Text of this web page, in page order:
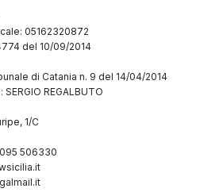
05162320872
del 10/09/2014
di Catania n. 9 del 14/04/2014
REGALBUTO
1/C
506330